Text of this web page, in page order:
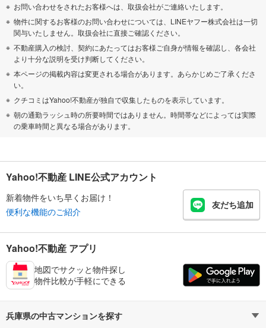
お問い合わせをされたお客様へは、取扱会社がご連絡いたします。
物件に関するお客様のお問い合わせについては、LINEヤフー株式会社は一切
関与いたしません。取扱会社に直接ご確認ください。
不動産購入の検討、契約にあたってはお客様ご自身が情報を確認し、各会社
より十分な説明を受け判断してください。
本ページの掲載内容は変更される場合があります。あらかじめご了承くださ
い。
クチコミはYahoo!不動産が独自で収集したものを表示しています。
朝の通勤ラッシュ時の所要時間ではありません。時間帯などによっては実際
の乗車時間と異なる場合があります。
Yahoo!不動産 LINE公式アカウント
新着物件をいち早くお届け！
便利な機能のご紹介
友だち追加
Yahoo!不動産 アプリ
地図でサクッと物件探し
物件比較が手軽にできる
兵庫県の中古マンションを探す